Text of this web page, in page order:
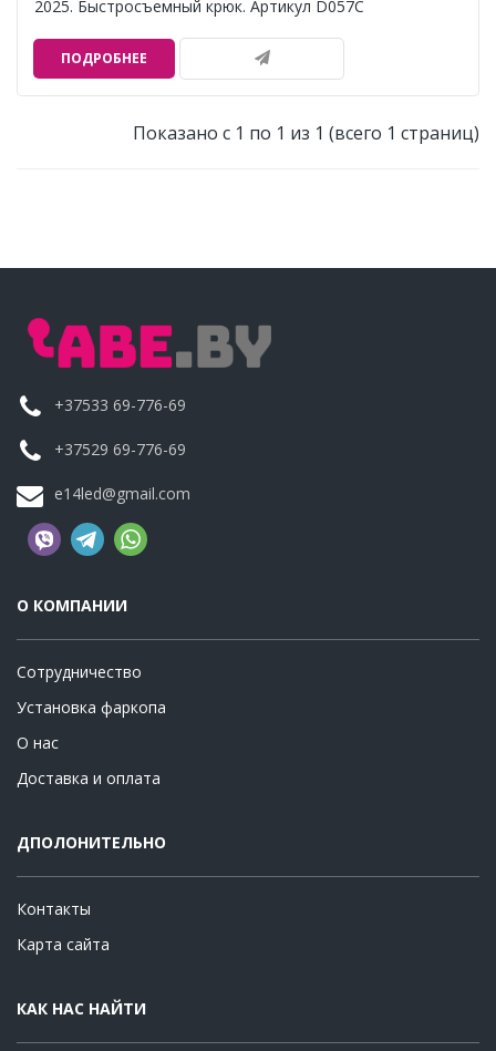
2025. Быстросъемный крюк. Артикул D057C
ПОДРОБНЕЕ
Показано с 1 по 1 из 1 (всего 1 страниц)
+37533 69-776-69
+37529 69-776-69
e14led@gmail.com
О КОМПАНИИ
Сотрудничество
Установка фаркопа
О нас
Доставка и оплата
ДПОЛОНИТЕЛЬНО
Контакты
Карта сайта
КАК НАС НАЙТИ